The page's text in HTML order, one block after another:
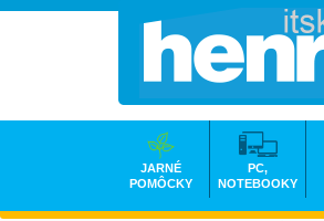
JARNÉ
POMÔCKY
PC,
NOTEBOOKY